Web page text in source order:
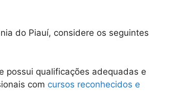
do Piauí, considere os seguintes
possui qualificações adequadas e
com cursos reconhecidos e